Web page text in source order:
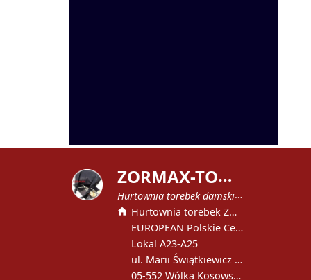
Z
ORMAX-TOREBKI
Hurtownia torebek damskich
Hurtownia torebek ZORMAX
EUROPEAN Polskie Centrum Handlowe
Lokal A23-A25
ul. Marii Świątkiewicz 51
05-552 Wólka Kosowska